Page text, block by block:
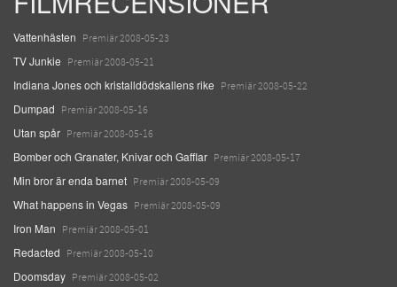
Vattenhästen Premiär 2008-05-23
TV Junkie Premiär 2008-05-21
Indiana Jones och kristalldödskallens rike Premiär 2008-05-22
Dumpad Premiär 2008-05-16
Utan spår Premiär 2008-05-16
Bomber och Granater, Knivar och Gafflar Premiär 2008-05-17
Min bror är enda barnet Premiär 2008-05-09
What happens in Vegas Premiär 2008-05-09
Iron Man Premiär 2008-05-01
Redacted Premiär 2008-05-10
Doomsday Premiär 2008-05-02